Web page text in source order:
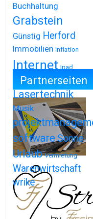
Buchhaltung
Grabstein
Günstig Herford
Immobilien Inflation
Internet Ipad
Iphone
Lasertechnik
Musik
softwareSonne
Urlaub Vermietung
Warenwirtschaft
wrike
Partnerseiten